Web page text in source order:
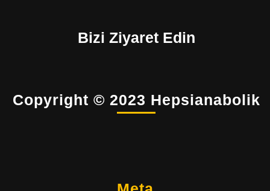
Bizi Ziyaret Edin
Copyright © 2023 Hepsianabolik